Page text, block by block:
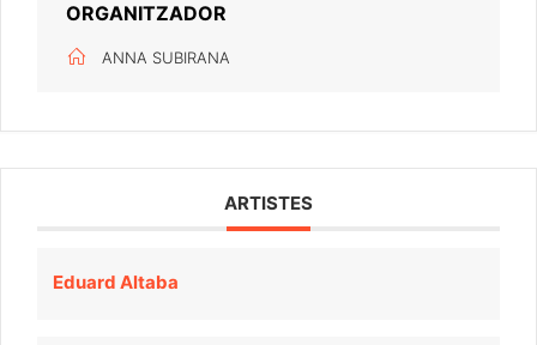
ORGANITZADOR
ANNA SUBIRANA
ARTISTES
Eduard Altaba